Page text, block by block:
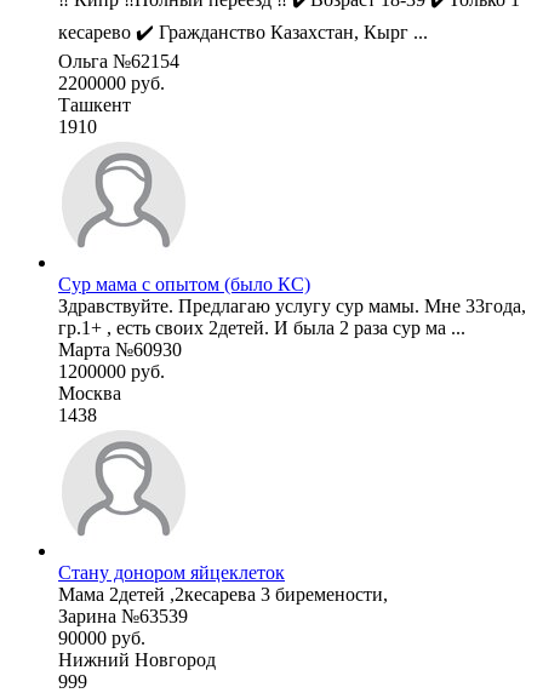
кесарево ✔️ Гражданство Казахстан, Кырг ...
Ольга №62154
2200000 руб.
Ташкент
1910
Сур мама с опытом (было КС)
Здравствуйте. Предлагаю услугу сур мамы. Мне 33года,
гр.1+ , есть своих 2детей. И была 2 раза сур ма ...
Марта №60930
1200000 руб.
Москва
1438
Стану донором яйцеклеток
Мама 2детей ,2кесарева 3 биремености,
Зарина №63539
90000 руб.
Нижний Новгород
999